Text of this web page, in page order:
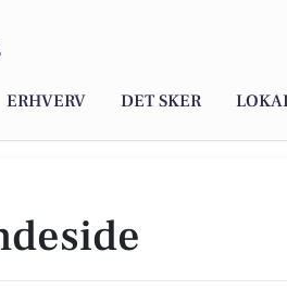
ERHVERV DET SKER